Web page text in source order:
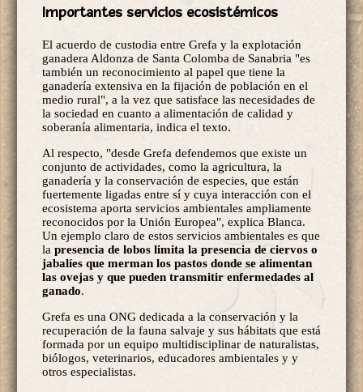
Importantes servicios ecosistémicos
El acuerdo de custodia entre Grefa y la explotación
ganadera Aldonza de Santa Colomba de Sanabria "es
también un reconocimiento al papel que tiene la
ganadería extensiva en la fijación de población en el
medio rural", a la vez que satisface las necesidades de
la sociedad en cuanto a alimentación de calidad y
soberanía alimentaria, indica el texto.
Al respecto, "desde Grefa defendemos que existe un
conjunto de actividades, como la agricultura, la
ganadería y la conservación de especies, que están
fuertemente ligadas entre sí y cuya interacción con el
ecosistema aporta servicios ambientales ampliamente
reconocidos por la Unión Europea", explica Blanca.
Un ejemplo claro de estos servicios ambientales es que
la presencia de lobos limita la presencia de ciervos o
jabalíes que merman los pastos donde se alimentan
las ovejas y que pueden transmitir enfermedades al
ganado.
Grefa es una ONG dedicada a la conservación y la
recuperación de la fauna salvaje y sus hábitats que está
formada por un equipo multidisciplinar de naturalistas,
biólogos, veterinarios, educadores ambientales y y
otros especialistas.